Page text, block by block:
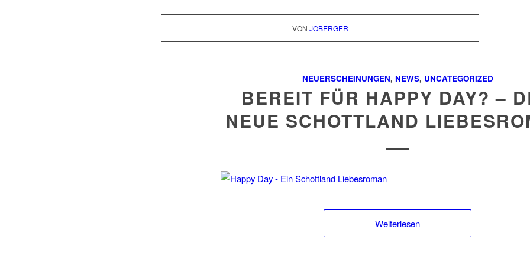
VON JOBERGER
NEUERSCHEINUNGEN, NEWS, UNCATEGORIZED
BEREIT FÜR HAPPY DAY? –
NEUE SCHOTTLAND
Weiterlesen